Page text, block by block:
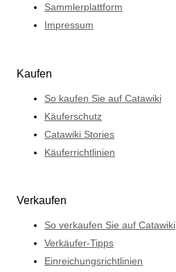
Sammlerplattform
Impressum
Kaufen
So kaufen Sie auf Catawiki
Käuferschutz
Catawiki Stories
Käuferrichtlinien
Verkaufen
So verkaufen Sie auf Catawiki
Verkäufer-Tipps
Einreichungsrichtlinien